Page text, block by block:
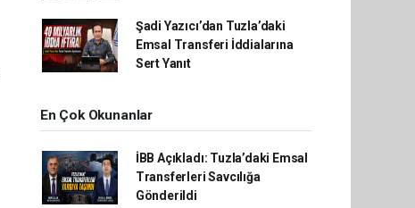
Şadi Yazıcı’dan Tuzla’daki
Emsal Transferi İddialarına
Sert Yanıt
En Çok Okunanlar
İBB Açıkladı: Tuzla’daki Emsal
Transferleri Savcılığa
Gönderildi